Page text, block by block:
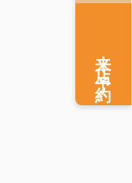
来店予約